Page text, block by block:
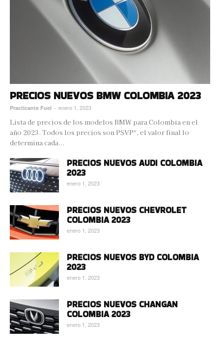
PRECIOS NUEVOS BMW COLOMBIA 2023
Practicante Fuel - enero 1, 2023
Lista de precios de los modelos BMW para Colombia en el
año 2023. Todos los precios son PSVP*, el valor final lo
determina cada...
PRECIOS NUEVOS AUDI COLOMBIA
2023
enero 1, 2023
PRECIOS NUEVOS CHEVROLET
COLOMBIA 2023
enero 1, 2023
PRECIOS NUEVOS BYD COLOMBIA
2023
enero 1, 2023
PRECIOS NUEVOS CHANGAN
COLOMBIA 2023
enero 1, 2023